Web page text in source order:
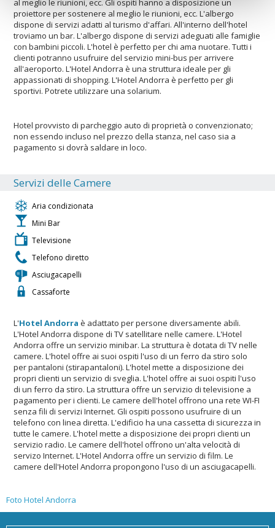
al meglio le riunioni, ecc. Gli ospiti hanno a disposizione un
proiettore per sostenere al meglio le riunioni, ecc. L'albergo
dispone di servizi adatti al turismo d'affari. All'interno dell'hotel
troviamo un bar. L'albergo dispone di servizi adeguati alle famiglie
con bambini piccoli. L'hotel è perfetto per chi ama nuotare. Tutti i
clienti potranno usufruire del servizio mini-bus per arrivere
all'aeroporto. L'Hotel Andorra è una struttura ideale per gli
appassionati di shopping. L'Hotel Andorra è perfetto per gli
sportivi. Potrete utilizzare una solarium.
Hotel provvisto di parcheggio auto di proprietà o convenzionato;
non essendo incluso nel prezzo della stanza, nel caso sia a
pagamento si dovrà saldare in loco.
Servizi delle Camere
Aria condizionata
Mini Bar
Televisione
Telefono diretto
Asciugacapelli
Cassaforte
L'Hotel Andorra è adattato per persone diversamente abili.
L'Hotel Andorra dispone di TV satellitare nelle camere. L'Hotel
Andorra offre un servizio minibar. La struttura è dotata di TV nelle
camere. L'hotel offre ai suoi ospiti l'uso di un ferro da stiro solo
per pantaloni (stirapantaloni). L'hotel mette a disposizione dei
propri clienti un servizio di sveglia. L'hotel offre ai suoi ospiti l'uso
di un ferro da stiro. La struttura offre un servizio di televisione a
pagamento per i clienti. Le camere dell'hotel offrono una rete WI-FI
senza fili di servizi Internet. Gli ospiti possono usufruire di un
telefono con linea diretta. L'edificio ha una cassetta di sicurezza in
tutte le camere. L'hotel mette a disposizione dei propri clienti un
servizio radio. Le camere dell'hotel offrono un'alta velocità di
servizo Internet. L'Hotel Andorra offre un servizio di film. Le
camere dell'Hotel Andorra propongono l'uso di un asciugacapelli.
Foto Hotel Andorra